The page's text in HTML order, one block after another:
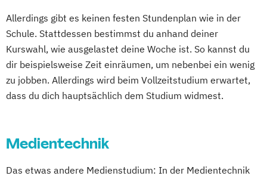
Allerdings gibt es keinen festen Stundenplan wie in der
Schule. Stattdessen bestimmst du anhand deiner
Kurswahl, wie ausgelastet deine Woche ist. So kannst du
dir beispielsweise Zeit einräumen, um nebenbei ein wenig
zu jobben. Allerdings wird beim Vollzeitstudium erwartet,
dass du dich hauptsächlich dem Studium widmest.
Medientechnik
Das etwas andere Medienstudium: In der Medientechnik